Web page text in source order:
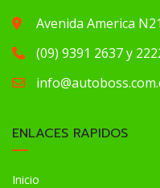
Avenida America
(09) 9391 2637 y
ENLACES RAPIDOS
Inicio